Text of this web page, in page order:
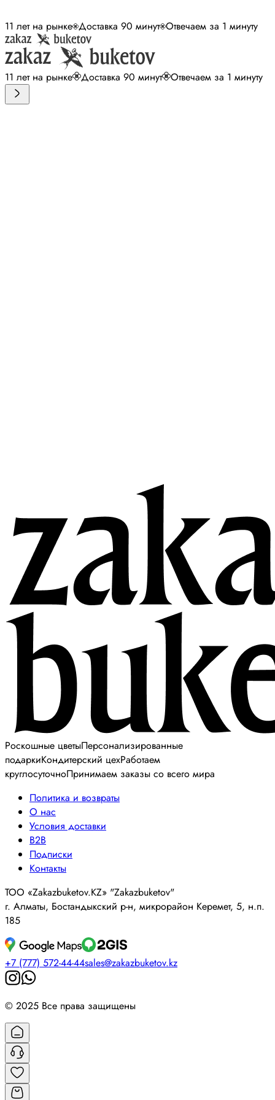
11 лет на рынке Доставка 90 минут Отвечаем за 1 минуту
11 лет на рынке Доставка 90 минут Отвечаем за 1 минуту
Роскошные цветыПерсонализированные
подаркиКондитерский цехРаботаем
круглосуточноПринимаем заказы со всего мира
Политика и возвраты
О нас
Условия доставки
B2B
Подписки
Контакты
ТОО «Zakazbuketov.KZ» "Zakazbuketov"
г. Алматы, Бостандыкский р-н, микрорайон Керемет, 5, н.п.
185
+7 (777) 572-44-44sales@zakazbuketov.kz
© 2025 Все права защищены